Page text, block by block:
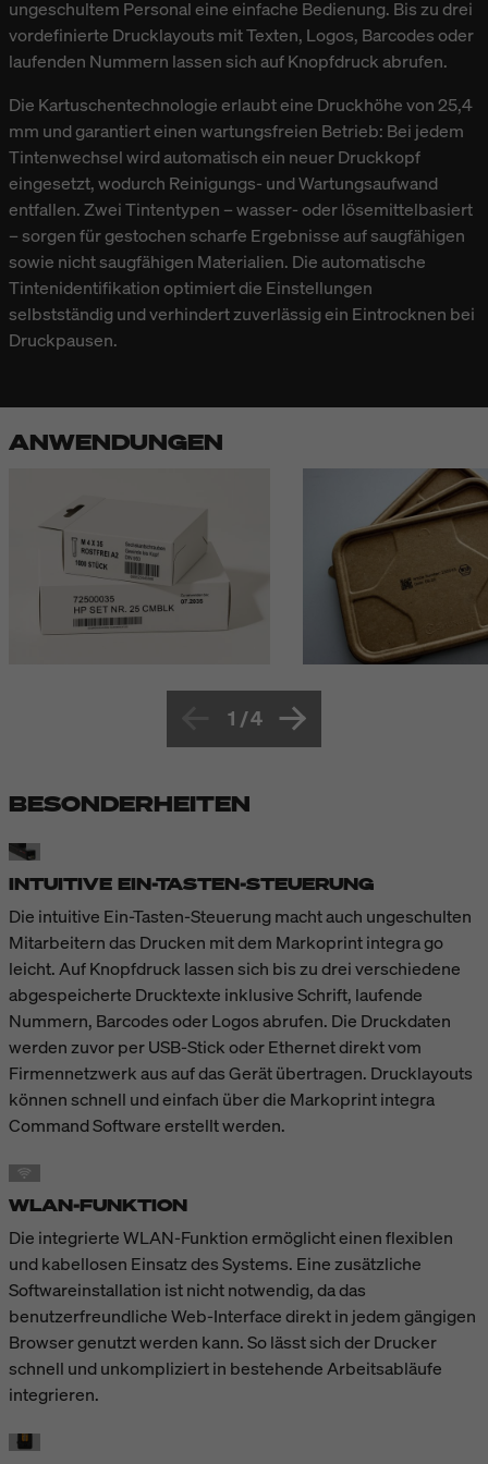
ungeschultem Personal eine einfache Bedienung. Bis zu drei
vordefinierte Drucklayouts mit Texten, Logos, Barcodes oder
laufenden Nummern lassen sich auf Knopfdruck abrufen.
Die Kartuschentechnologie erlaubt eine Druckhöhe von 25,4
mm und garantiert einen wartungsfreien Betrieb: Bei jedem
Tintenwechsel wird automatisch ein neuer Druckkopf
eingesetzt, wodurch Reinigungs- und Wartungsaufwand
entfallen. Zwei Tintentypen – wasser- oder lösemittelbasiert
– sorgen für gestochen scharfe Ergebnisse auf saugfähigen
sowie nicht saugfähigen Materialien. Die automatische
Tintenidentifikation optimiert die Einstellungen
selbstständig und verhindert zuverlässig ein Eintrocknen bei
Druckpausen.
ANWENDUNGEN
1 /4
BESONDERHEITEN
INTUITIVE EIN-TASTEN-STEUERUNG
Die intuitive Ein-Tasten-Steuerung macht auch ungeschulten
Mitarbeitern das Drucken mit dem Markoprint integra go
leicht. Auf Knopfdruck lassen sich bis zu drei verschiedene
abgespeicherte Drucktexte inklusive Schrift, laufende
Nummern, Barcodes oder Logos abrufen. Die Druckdaten
werden zuvor per USB-Stick oder Ethernet direkt vom
Firmennetzwerk aus auf das Gerät übertragen. Drucklayouts
können schnell und einfach über die Markoprint integra
Command Software erstellt werden.
WLAN-FUNKTION
Die integrierte WLAN-Funktion ermöglicht einen flexiblen
und kabellosen Einsatz des Systems. Eine zusätzliche
Softwareinstallation ist nicht notwendig, da das
benutzerfreundliche Web-Interface direkt in jedem gängigen
Browser genutzt werden kann. So lässt sich der Drucker
schnell und unkompliziert in bestehende Arbeitsabläufe
integrieren.